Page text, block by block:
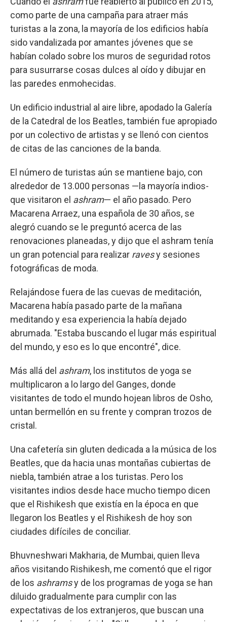
como parte de una campaña para atraer más
turistas a la zona, la mayoría de los edificios había
sido vandalizada por amantes jóvenes que se
habían colado sobre los muros de seguridad rotos
para susurrarse cosas dulces al oído y dibujar en
las paredes enmohecidas.
Un edificio industrial al aire libre, apodado la Galería
de la Catedral de los Beatles, también fue apropiado
por un colectivo de artistas y se llenó con cientos
de citas de las canciones de la banda.
El número de turistas aún se mantiene bajo, con
alrededor de 13.000 personas —la mayoría indios-
que visitaron el ashram— el año pasado. Pero
Macarena Arraez, una española de 30 años, se
alegró cuando se le preguntó acerca de las
renovaciones planeadas, y dijo que el ashram tenía
un gran potencial para realizar ravesy sesiones
fotográficas de moda.
Relajándose fuera de las cuevas de meditación,
Macarena había pasado parte de la mañana
meditando y esa experiencia la había dejado
abrumada. "Estaba buscando el lugar más espiritual
del mundo, y eso es lo que encontré", dice.
Más allá del ashram, los institutos de yoga se
multiplicaron a lo largo del Ganges, donde
visitantes de todo el mundo hojean libros de Osho,
untan bermellón en su frente y compran trozos de
cristal.
Una cafetería sin gluten dedicada a la música de los
Beatles, que da hacia unas montañas cubiertas de
niebla, también atrae a los turistas. Pero los
visitantes indios desde hace mucho tiempo dicen
que el Rishikesh que existía en la época en que
llegaron los Beatles y el Rishikesh de hoy son
ciudades difíciles de conciliar.
Bhuvneshwari Makharia, de Mumbai, quien lleva
años visitando Rishikesh, me comentó que el rigor
de los ashramsy de los programas de yoga se han
diluido gradualmente para cumplir con las
expectativas de los extranjeros, que buscan una